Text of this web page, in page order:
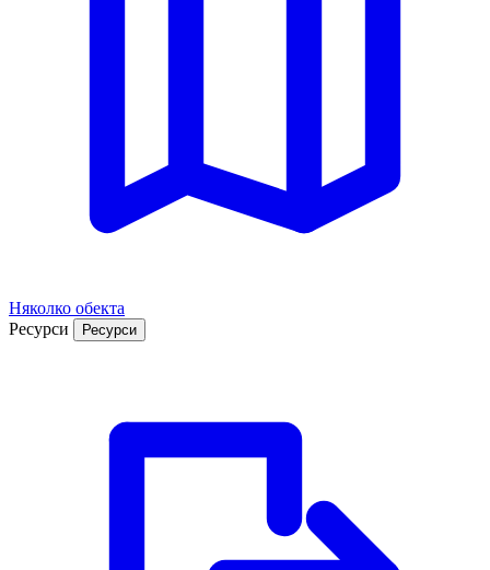
Няколко обекта
Ресурси
Ресурси